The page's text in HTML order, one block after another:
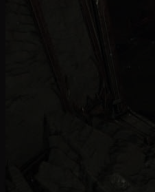
diablo 4 stagione 3